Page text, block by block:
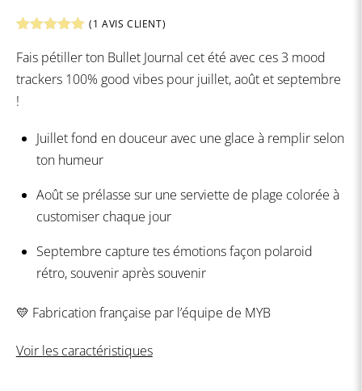
sur 5
basé sur
notation
client
(1 AVIS CLIENT)
Fais pétiller ton Bullet Journal cet été avec ces 3 mood
trackers 100% good vibes pour juillet, août et septembre
!
Juillet fond en douceur avec une glace à remplir selon
ton humeur
Août se prélasse sur une serviette de plage colorée à
customiser chaque jour
Septembre capture tes émotions façon polaroid
rétro, souvenir après souvenir
💛 Fabrication française par l’équipe de MYB
Voir les caractéristiques